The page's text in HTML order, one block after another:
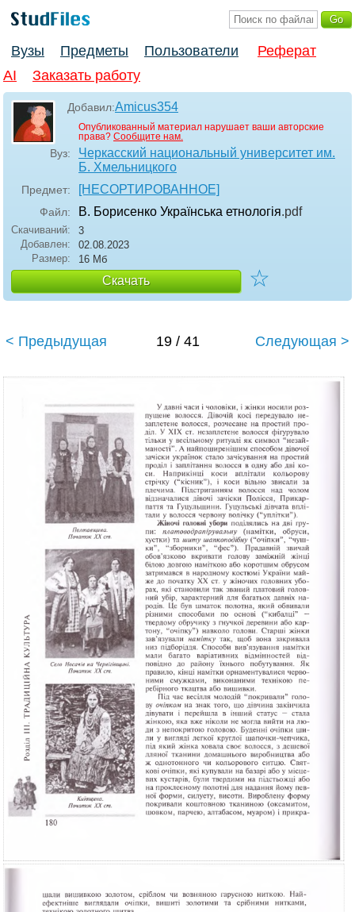
Вузы Предметы Пользователи
Реферат
AI
Заказать работу
Добавил:Amicus354
Опубликованный материал нарушает ваши авторские
права? Сообщите нам.
Вуз:
Черкасский национальный университет им.
Б. Хмельницкого
Предмет: [НЕСОРТИРОВАННОЕ]
Файл: В. Борисенко Українська етнологія.pdf
Скачиваний:
3
Добавлен:
02.08.2023
Размер:
16 Мб
Скачать ☆
< Предыдущая 19 / 41 Следующая >